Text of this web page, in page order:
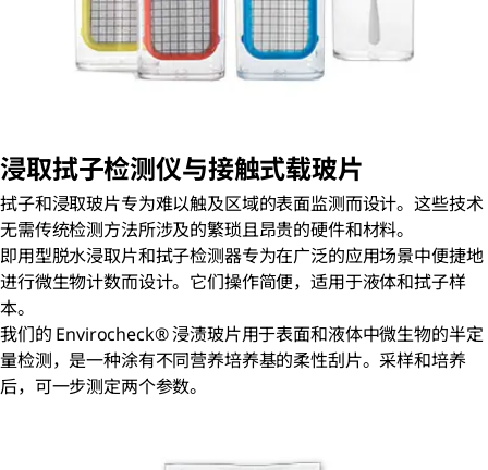
浸取拭子检测仪与接触式载玻片
拭子和浸取玻片专为难以触及区域的表面监测而设计。这些技术
无需传统检测方法所涉及的繁琐且昂贵的硬件和材料。
即用型脱水浸取片和拭子检测器专为在广泛的应用场景中便捷地
进行微生物计数而设计。它们操作简便，适用于液体和拭子样
本。
我们的 Envirocheck® 浸渍玻片用于表面和液体中微生物的半定
量检测，是一种涂有不同营养培养基的柔性刮片。采样和培养
后，可一步测定两个参数。